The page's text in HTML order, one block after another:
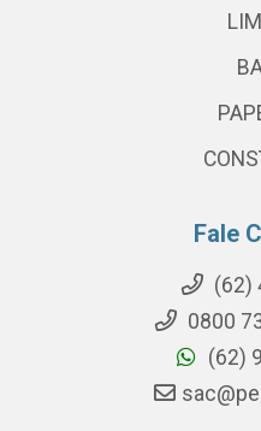
Fale
(62)
0800
(62)